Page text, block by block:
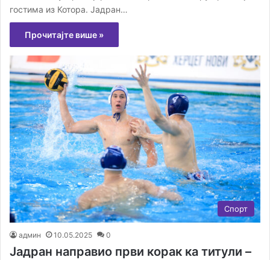
гостима из Котора. Јадран…
Прочитајте више »
Спорт
админ 10.05.2025 0
Јадран направио први корак ка титули –